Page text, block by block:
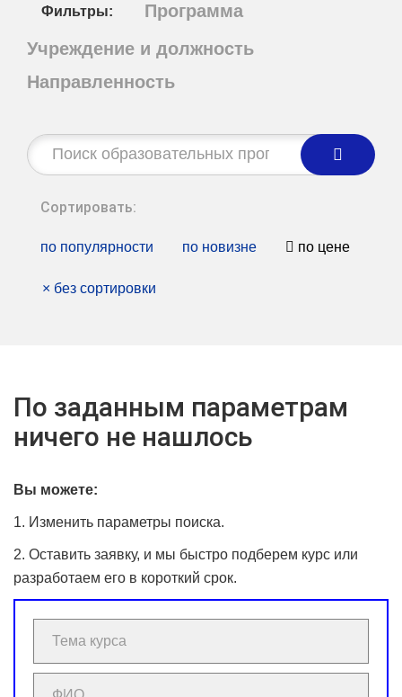
Фильтры:
Программа
Учреждение и должность
Направленность
Строка
поиска:
Сортировать:
по популярности по новизне по цене
× без сортировки
По заданным параметрам
ничего не нашлось
Вы можете:
1. Изменить параметры поиска.
2. Оставить заявку, и мы быстро подберем курс или
разработаем его в короткий срок.